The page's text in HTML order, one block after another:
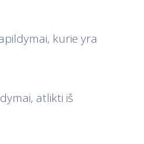
kurie yra
atlikti iš